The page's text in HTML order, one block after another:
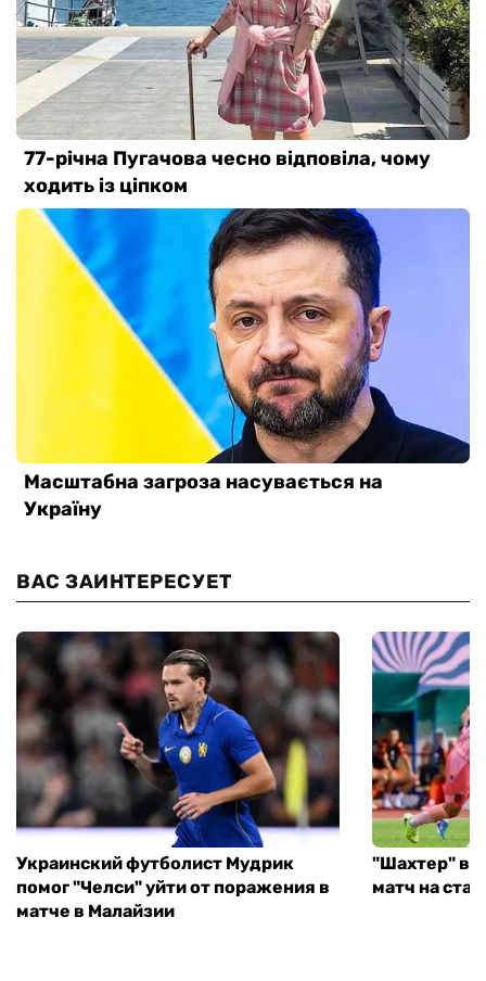
ВАС ЗАИНТЕРЕСУЕТ
Украинский футболист Мудрик
помог "Челси" уйти от поражения в
матче в Малайзии
"Шахтер"
матч на